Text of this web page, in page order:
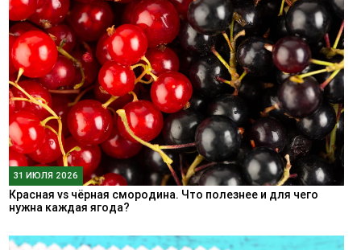
31 ИЮЛЯ 2026
Красная vs чёрная смородина. Что полезнее и для чего
нужна каждая ягода?